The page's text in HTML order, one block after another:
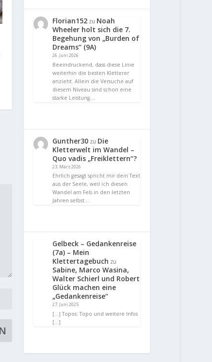
Florian152 zu Noah
Wheeler holt sich die 7.
Begehung von „Burden of
Dreams“ (9A)
26. Juni 2026
Beeindruckend, dass diese Linie
weiterhin die besten Kletterer
anzieht. Allein die Versuche auf
diesem Niveau sind schon eine
starke Leistung.…
Gunther30 zu Die
Kletterwelt im Wandel –
Quo vadis „Freiklettern“?
23. März 2026
Ehrlich gesagt spricht mir dein Text
aus der Seele, weil ich diesen
Wandel am Fels in den letzten
Jahren selbst…
Gelbeck – Gedankenreise
(7a) – Mein
Klettertagebuch zu
Sabine, Marco Wasina,
Walter Schierl und Robert
Glück machen eine
„Gedankenreise“
27. Juni 2025
[…] Topos: Topo und weitere Infos
[…]